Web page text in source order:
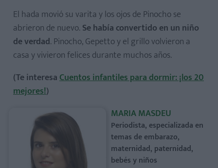
El hada movió su varita y los ojos de Pinocho se
abrieron de nuevo. Se había convertido en un niño
de verdad. Pinocho, Gepetto y el grillo volvieron a
casa y vivieron felices durante muchos años.
(Te interesaCuentos infantiles para dormir: ¡los 20
mejores!)
MARIA MASDEU
Periodista, especializada en
temas de embarazo,
maternidad, paternidad,
bebés y niños